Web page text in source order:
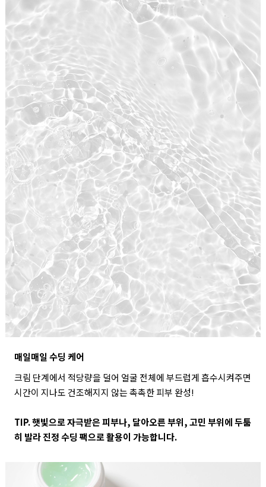
매일매일 수딩 케어
크림 단계에서 적당량을 덜어 얼굴 전체에 부드럽게 흡수시켜주면
시간이 지나도 건조해지지 않는 촉촉한 피부 완성!
TIP. 햇빛으로 자극받은 피부나, 달아오른 부위, 고민 부위에 두툼
히 발라 진정 수딩 팩으로 활용이 가능합니다.